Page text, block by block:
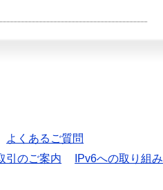
よくあるご質問
引のご案内
IPv6への取り組み